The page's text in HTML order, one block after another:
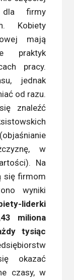
dla firmy
Kobiety
mają
praktyk
pracy.
jednak
od razu.
znaleźć
w
Na
się firmom
wyniki
liderki
miliona
tysiąc
okazać
czasy, w